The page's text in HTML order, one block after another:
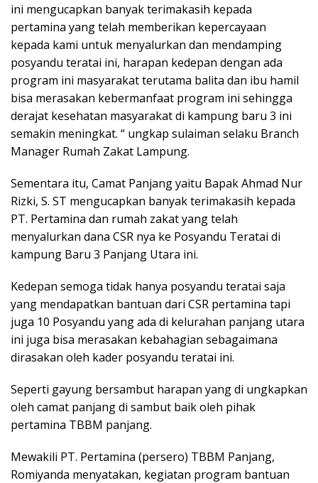
ini mengucapkan banyak terimakasih kepada
pertamina yang telah memberikan kepercayaan
kepada kami untuk menyalurkan dan mendamping
posyandu teratai ini, harapan kedepan dengan ada
program ini masyarakat terutama balita dan ibu hamil
bisa merasakan kebermanfaat program ini sehingga
derajat kesehatan masyarakat di kampung baru 3 ini
semakin meningkat. “ ungkap sulaiman selaku Branch
Manager Rumah Zakat Lampung.
Sementara itu, Camat Panjang yaitu Bapak Ahmad Nur
Rizki, S. ST mengucapkan banyak terimakasih kepada
PT. Pertamina dan rumah zakat yang telah
menyalurkan dana CSR nya ke Posyandu Teratai di
kampung Baru 3 Panjang Utara ini.
Kedepan semoga tidak hanya posyandu teratai saja
yang mendapatkan bantuan dari CSR pertamina tapi
juga 10 Posyandu yang ada di kelurahan panjang utara
ini juga bisa merasakan kebahagian sebagaimana
dirasakan oleh kader posyandu teratai ini.
Seperti gayung bersambut harapan yang di ungkapkan
oleh camat panjang di sambut baik oleh pihak
pertamina TBBM panjang.
Mewakili PT. Pertamina (persero) TBBM Panjang,
Romiyanda menyatakan, kegiatan program bantuan